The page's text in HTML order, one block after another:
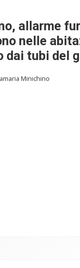
allarme
nelle
dai tubi del
Minichino